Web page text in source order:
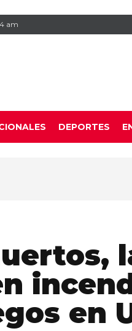
am
DEPORTES
en